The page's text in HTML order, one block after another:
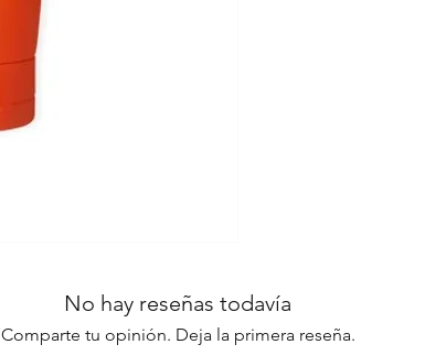
No hay reseñas todavía
Comparte tu opinión. Deja la primera reseña.